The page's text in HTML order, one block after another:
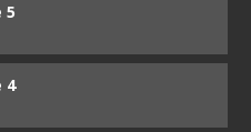
5
4